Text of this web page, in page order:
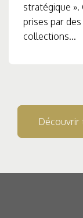
stratégique ».
prises par
collections...
Découvrir